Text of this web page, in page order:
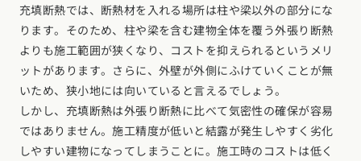
充填断熱では、断熱材を入れる場所は柱や梁以外の部分にな
ります。そのため、柱や梁を含む建物全体を覆う外張り断熱
よりも施工範囲が狭くなり、コストを抑えられるというメリ
ットがあります。さらに、外壁が外側にふけていくことが無
いため、狭小地には向いていると言えるでしょう。
しかし、充填断熱は外張り断熱に比べて気密性の確保が容易
ではありません。施工精度が低いと結露が発生しやすく劣化
しやすい建物になってしまうことに。施工時のコストは低く